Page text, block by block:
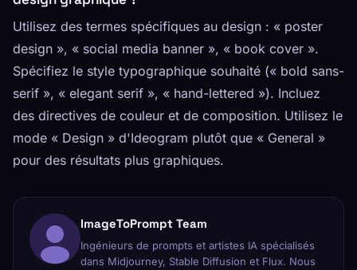
Utilisez des termes spécifiques au design : « poster
design », « social media banner », « book cover ».
Spécifiez le style typographique souhaité (« bold sans-
serif », « elegant serif », « hand-lettered »). Incluez
des directives de couleur et de composition. Utilisez le
mode « Design » d'Ideogram plutôt que « General »
pour des résultats plus graphiques.
ImageToPrompt Team
Ingénieurs de prompts et artistes IA spécialisés
dans Midjourney, Stable Diffusion et Flux. Nous